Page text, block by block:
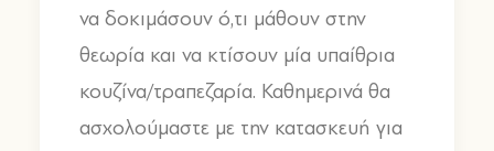
να δοκιμάσουν ό,τι μάθουν στην
θεωρία και να κτίσουν μία υπαίθρια
κουζίνα/τραπεζαρία. Καθημερινά θα
ασχολούμαστε με την κατασκευή για